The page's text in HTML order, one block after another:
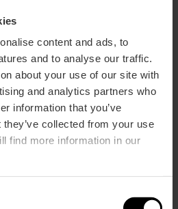
content and ads, to
and to analyse our traffic.
about your use of our site with
and analytics partners who
information that you’ve
collected from your use
find more information in our
- 32 avis
Tourist Card